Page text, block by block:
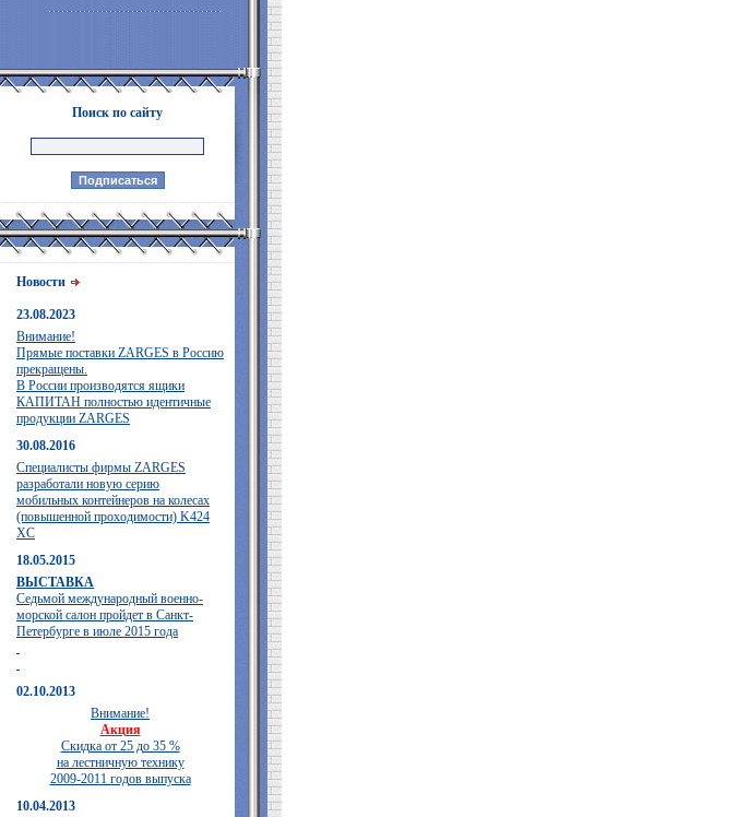
Поиск по сайту
Новости
23.08.2023
Внимание!
Прямые поставки ZARGES в Россию
прекращены.
В России производятся ящики
КАПИТАН полностью идентичные
продукции ZARGES
30.08.2016
Специалисты фирмы ZARGES
разработали новую серию
мобильных контейнеров на колесах
(повышенной проходимости) K424
XC
18.05.2015
ВЫСТАВКА
Седьмой международный военно-
морской салон пройдет в Санкт-
Петербурге в июле 2015 года
02.10.2013
Внимание!
Акция
Скидка от 25 до 35 %
на лестничную технику
2009-2011 годов выпуска
10.04.2013